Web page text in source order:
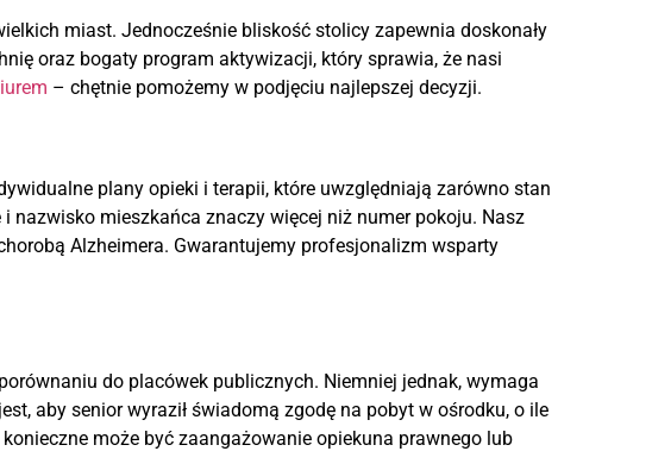
miast. Jednocześnie bliskość stolicy zapewnia doskonały
oraz bogaty program aktywizacji, który sprawia, że nasi
– chętnie pomożemy w podjęciu najlepszej decyzji.
plany opieki i terapii, które uwzględniają zarówno stan
nazwisko mieszkańca znaczy więcej niż numer pokoju. Nasz
Alzheimera. Gwarantujemy profesjonalizm wsparty
do placówek publicznych. Niemniej jednak, wymaga
aby senior wyraził świadomą zgodę na pobyt w ośrodku, o ile
może być zaangażowanie opiekuna prawnego lub